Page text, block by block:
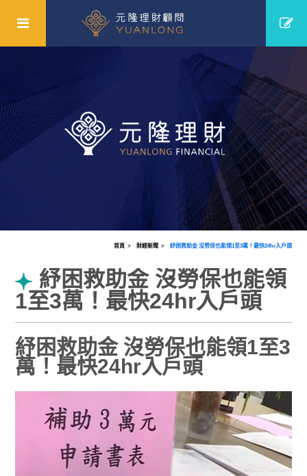
首頁 財經新聞 紓困救助金 沒勞保也能領1至3萬！最快24hr入戶頭
紓困救助金 沒勞保也能領
1至3萬！最快24hr入戶頭
紓困救助金 沒勞保也能領1至3
萬！最快24hr入戶頭